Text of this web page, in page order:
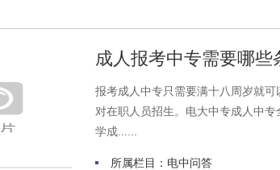
成人报考中专需要哪些
报考成人中专只需要满十八周岁就
对在职人员招生。电大中专成人中
学成......
所属栏目：电中问答